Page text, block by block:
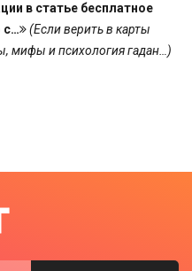
в статье бесплатное
с…
(Если верить в карты
мифы и психология гадан…)